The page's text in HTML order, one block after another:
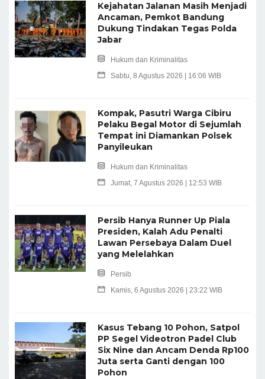
Kejahatan Jalanan Masih Menjadi
Ancaman, Pemkot Bandung
Dukung Tindakan Tegas Polda
Jabar
Hukum dan Kriminalitas
Sabtu, 8 Agustus 2026 | 16:06 WIB
Kompak, Pasutri Warga Cibiru
Pelaku Begal Motor di Sejumlah
Tempat ini Diamankan Polsek
Panyileukan
Hukum dan Kriminalitas
Jumat, 7 Agustus 2026 | 12:53 WIB
Persib Hanya Runner Up Piala
Presiden, Kalah Adu Penalti
Lawan Persebaya Dalam Duel
yang Melelahkan
Persib
Kamis, 6 Agustus 2026 | 23:22 WIB
Kasus Tebang 10 Pohon, Satpol
PP Segel Videotron Padel Club
Six Nine dan Ancam Denda Rp100
Juta serta Ganti dengan 100
Pohon